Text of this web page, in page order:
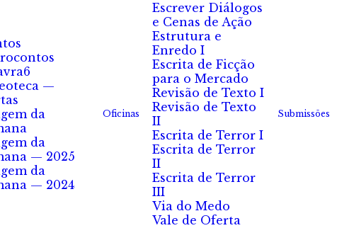
—
da
da
— 2025
da
— 2024
Oficinas
Escrever Diálogos
e Cenas de Ação
Estrutura e
Enredo I
Escrita de Ficção
para o Mercado
Revisão de Texto I
Revisão de Texto
II
Escrita de Terror I
Escrita de Terror
II
Escrita de Terror
III
Via do Medo
Vale de Oferta
Submissões